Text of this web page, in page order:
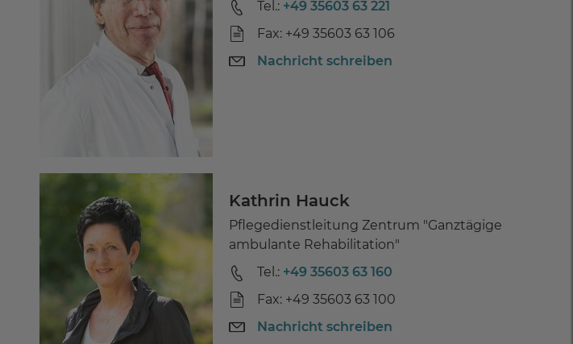
Tel.: +49 35603 63 221
Fax: +49 35603 63 106
Nachricht schreiben
Kathrin Hauck
Pflegedienstleitung Zentrum "Ganztägige
ambulante Rehabilitation"
Tel.: +49 35603 63 160
Fax: +49 35603 63 100
Nachricht schreiben